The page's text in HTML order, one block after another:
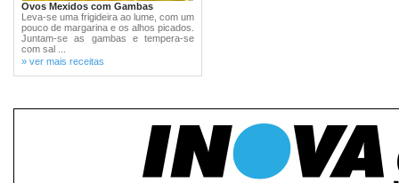
Ovos Mexidos com Gambas
Leva-se uma frigideira ao lume, com um
pouco de margarina e os alhos picados.
Juntam-se as gambas e tempera-se
com sal ...
» ver mais receitas